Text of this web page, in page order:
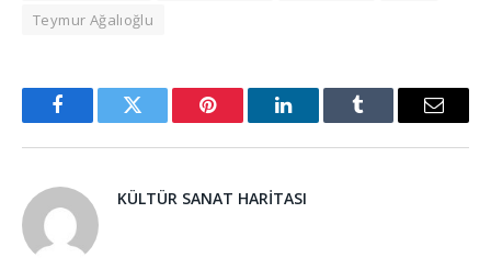
Teymur Ağalıoğlu
FacebookTwitter Pinterest LinkedInTumblr Email
KÜLTÜR SANAT HARITASI